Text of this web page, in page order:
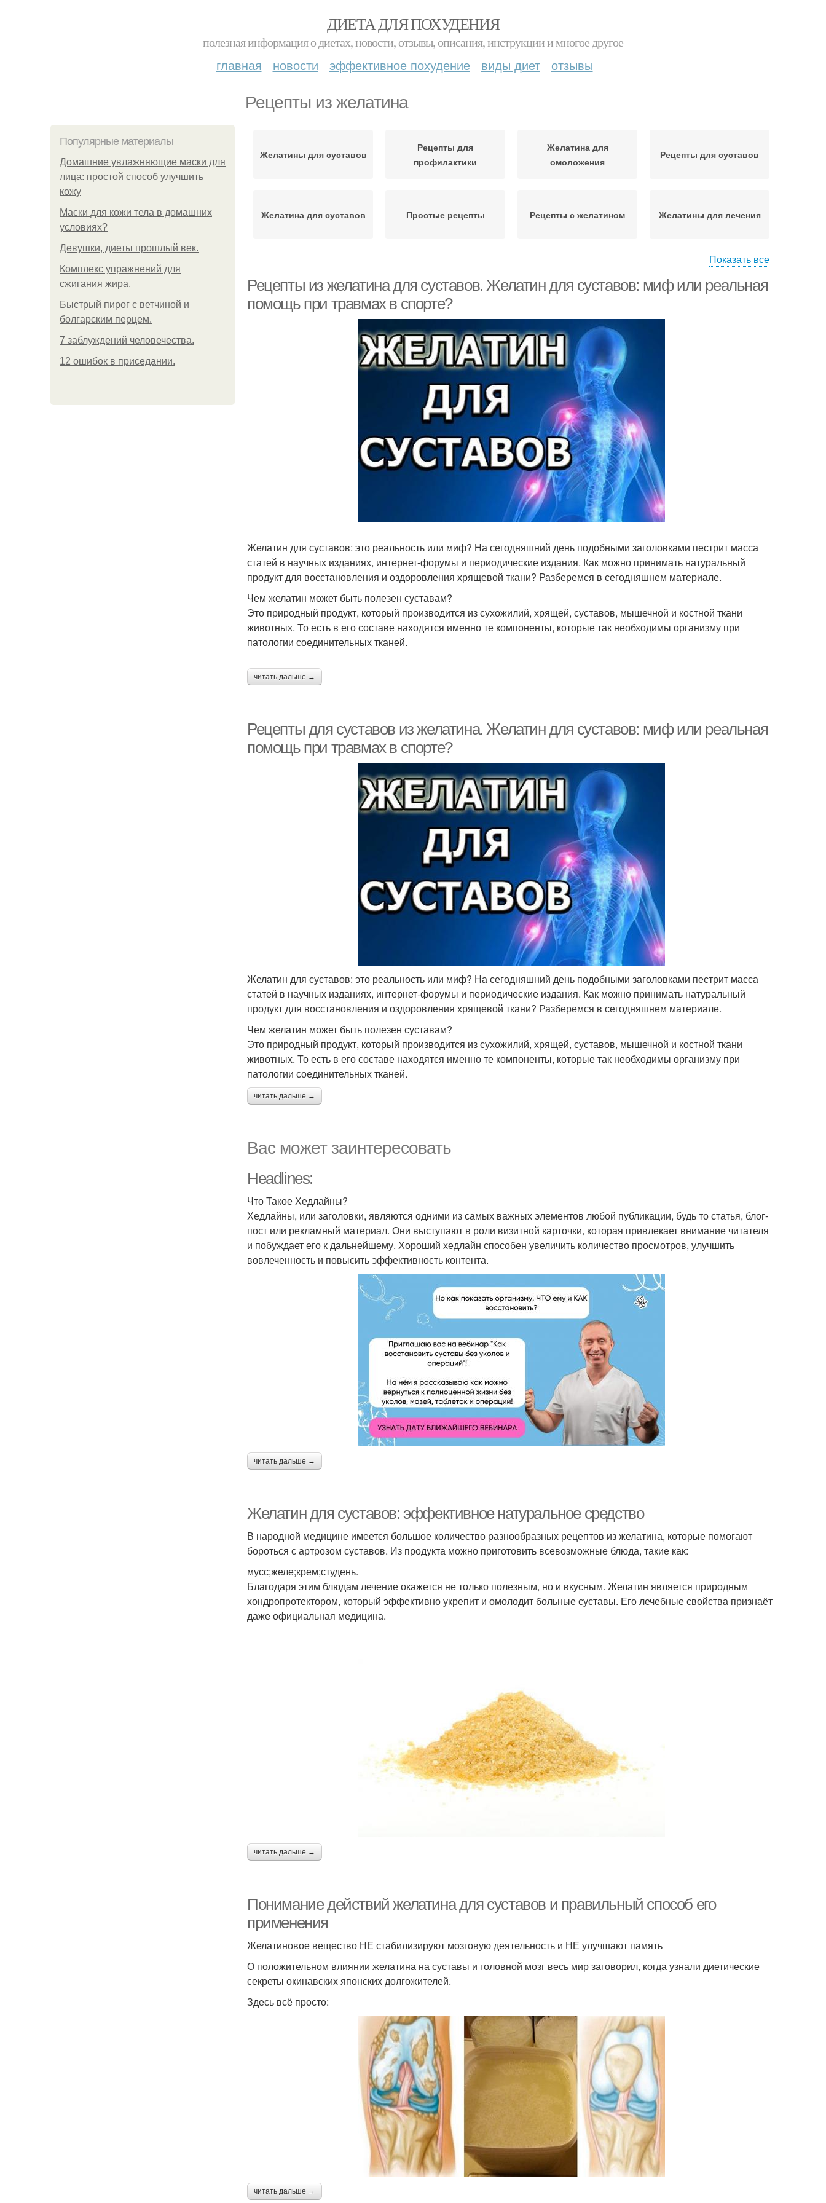
ДИЕТА ДЛЯ ПОХУДЕНИЯ
полезная информация о диетах, новости, отзывы, описания, инструкции и многое другое
главная новости эффективное похудение виды диет отзывы
Рецепты из желатина
Популярные материалы
Домашние увлажняющие маски для
лица: простой способ улучшить
кожу
Маски для кожи тела в домашних
условиях?
Девушки, диеты прошлый век.
Комплекс упражнений для
сжигания жира.
Быстрый пирог с ветчиной и
болгарским перцем.
7 заблуждений человечества.
12 ошибок в приседании.
Желатины для суставов
Рецепты для
профилактики
Желатина для
омоложения
Рецепты для суставов
Желатина для суставов Простые рецепты Рецепты с желатином Желатины для лечения
Показать все
Рецепты из желатина для суставов. Желатин для суставов: миф или реальная
помощь при травмах в спорте?
Желатин для суставов: это реальность или миф? На сегодняшний день подобными заголовками пестрит масса
статей в научных изданиях, интернет-форумы и периодические издания. Как можно принимать натуральный
продукт для восстановления и оздоровления хрящевой ткани? Разберемся в сегодняшнем материале.
Чем желатин может быть полезен суставам?
Это природный продукт, который производится из сухожилий, хрящей, суставов, мышечной и костной ткани
животных. То есть в его составе находятся именно те компоненты, которые так необходимы организму при
патологии соединительных тканей.
читать дальше →
Рецепты для суставов из желатина. Желатин для суставов: миф или реальная
помощь при травмах в спорте?
Желатин для суставов: это реальность или миф? На сегодняшний день подобными заголовками пестрит масса
статей в научных изданиях, интернет-форумы и периодические издания. Как можно принимать натуральный
продукт для восстановления и оздоровления хрящевой ткани? Разберемся в сегодняшнем материале.
Чем желатин может быть полезен суставам?
Это природный продукт, который производится из сухожилий, хрящей, суставов, мышечной и костной ткани
животных. То есть в его составе находятся именно те компоненты, которые так необходимы организму при
патологии соединительных тканей.
читать дальше →
Вас может заинтересовать
Headlines:
Что Такое Хедлайны?
Хедлайны, или заголовки, являются одними из самых важных элементов любой публикации, будь то статья, блог-
пост или рекламный материал. Они выступают в роли визитной карточки, которая привлекает внимание читателя
и побуждает его к дальнейшему. Хороший хедлайн способен увеличить количество просмотров, улучшить
вовлеченность и повысить эффективность контента.
читать дальше →
Желатин для суставов: эффективное натуральное средство
В народной медицине имеется большое количество разнообразных рецептов из желатина, которые помогают
бороться с артрозом суставов. Из продукта можно приготовить всевозможные блюда, такие как:
мусс;желе;крем;студень.
Благодаря этим блюдам лечение окажется не только полезным, но и вкусным. Желатин является природным
хондропротектором, который эффективно укрепит и омолодит больные суставы. Его лечебные свойства признаёт
даже официальная медицина.
читать дальше →
Понимание действий желатина для суставов и правильный способ его
применения
Желатиновое вещество НЕ стабилизируют мозговую деятельность и НЕ улучшают память
О положительном влиянии желатина на суставы и головной мозг весь мир заговорил, когда узнали диетические
секреты окинавских японских долгожителей.
Здесь всё просто:
читать дальше →